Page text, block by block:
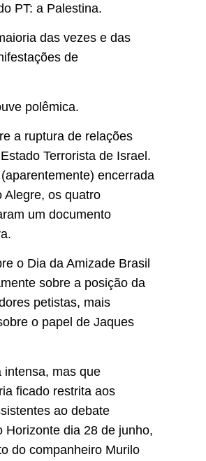
PT: a Palestina.
das vezes e das
de
polêmica.
a ruptura de relações
Terrorista de Israel.
encerrada
Alegre, os quatro
um documento
o Dia da Amizade Brasil
sobre a posição da
petistas, mais
o papel de Jaques
intensa, mas que
ficado restrita aos
ao debate
Horizonte dia 28 de junho,
do companheiro Murilo